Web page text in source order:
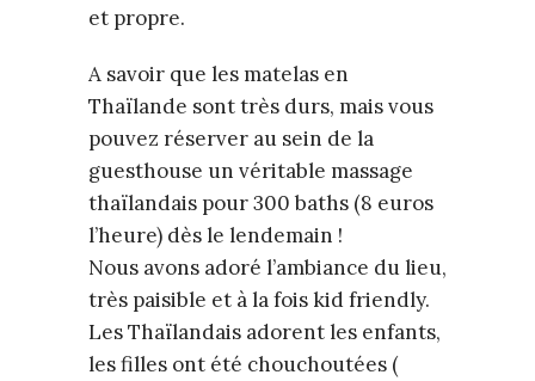
et propre.
A savoir que les matelas en
Thaïlande sont très durs, mais vous
pouvez réserver au sein de la
guesthouse un véritable massage
thaïlandais pour 300 baths (8 euros
l’heure) dès le lendemain !
Nous avons adoré l’ambiance du lieu,
très paisible et à la fois kid friendly.
Les Thaïlandais adorent les enfants,
les filles ont été chouchoutées (